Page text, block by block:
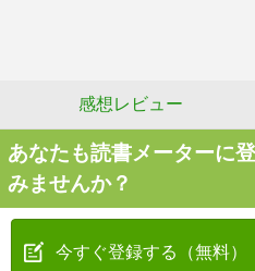
感想レビュー
あなたも読書メーターに
みませんか？
今すぐ登録する（無料）